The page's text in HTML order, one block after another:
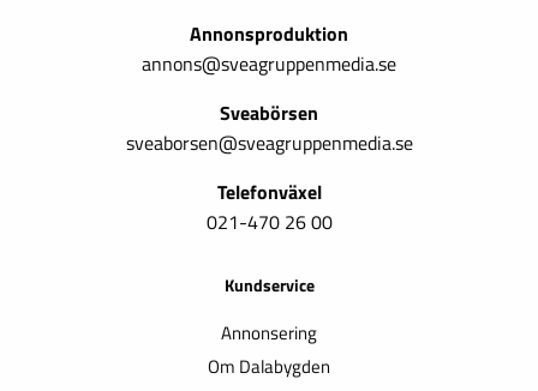
Annonsproduktion
annons@sveagruppenmedia.se
Sveabörsen
sveaborsen@sveagruppenmedia.se
Telefonväxel
021-470 26 00
Kundservice
Annonsering
Om Dalabygden